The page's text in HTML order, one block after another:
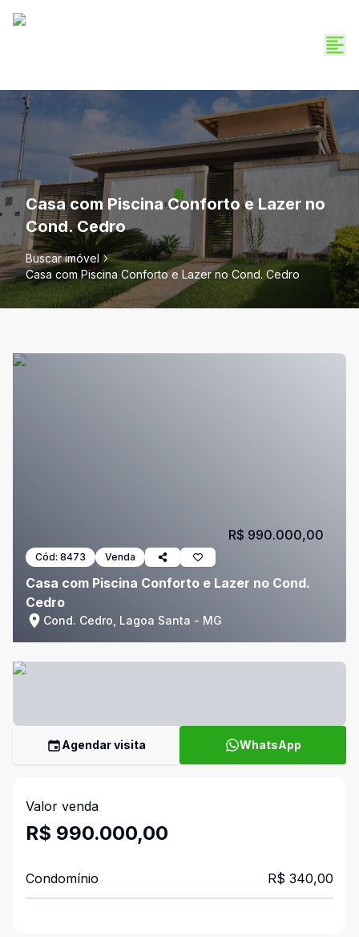
Casa com Piscina Conforto e Lazer no
Cond. Cedro
Buscar imóvel
Casa com Piscina Conforto e Lazer no Cond. Cedro
Cód: 8473 Venda
Casa com Piscina Conforto e Lazer no Cond.
Cedro
Cond. Cedro, Lagoa Santa - MG
R$ 990.000,00
Agendar visita WhatsApp
Valor venda
R$ 990.000,00
Condomínio R$ 340,00